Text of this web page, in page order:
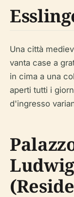
Una città
vanta case a
in cima a una
aperti tutti i
d'ingresso